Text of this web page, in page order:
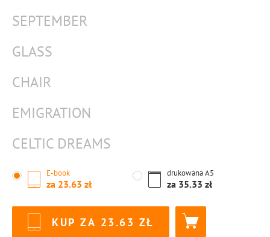
SEPTEMBER
GLASS
CHAIR
EMIGRATION
CELTIC DREAMS
E-book
za 23.63
drukowanaA5
za 35.33
KUP ZA 23.63